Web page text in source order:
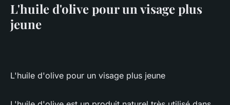
L'huile d'olive pour un visage plus
jeune
L'huile d'olive pour un visage plus jeune